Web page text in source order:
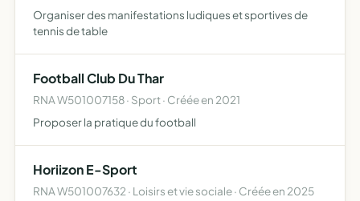
Organiser des manifestations ludiques et sportives de
tennis de table
Football Club Du Thar
RNA W501007158 · Sport · Créée en 2021
Proposer la pratique du football
Horiizon E-Sport
RNA W501007632 · Loisirs et vie sociale · Créée en 2025